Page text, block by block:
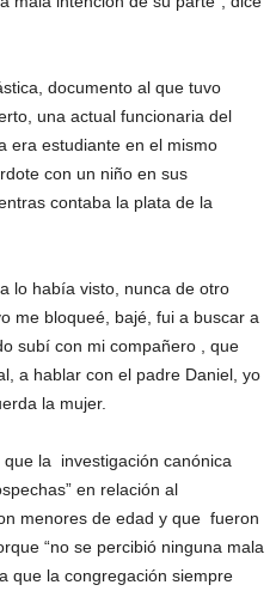
documento al que tuvo
una actual funcionaria del
era estudiante en el mismo
con un niño en sus
contaba la plata de la
lo había visto, nunca de otro
me bloqueé, bajé, fui a buscar a
subí con mi compañero , que
a hablar con el padre Daniel, yo
la mujer.
la investigación canónica
en relación al
menores de edad y que fueron
“no se percibió ninguna mala
que la congregación siempre